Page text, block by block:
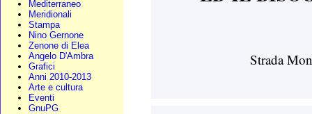
Mediterraneo
Meridionali
Stampa
Nino Gernone
Zenone di Elea
Angelo D'Ambra
Grafici
Anni 2010-2013
Arte e cultura
Eventi
GnuPG
Strada